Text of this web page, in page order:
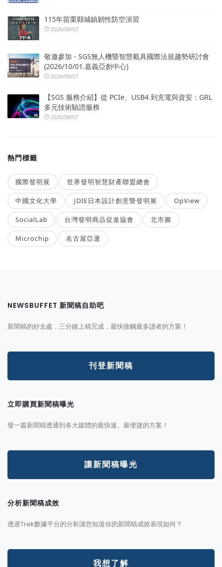
115年苗栗縣城鎮韌性防空演習
2026/08/07
敬邀參加 - SGS無人機暨智慧載具國際法規趨勢研討會
(2026/10/01.嘉義亞創中心)
2026/08/07
【SGS 服務介紹】從 PCIe、USB4 到充電與資安：GRL
多元技術驗證服務
2026/08/07
熱門標籤
國際發明展 世界發明智慧財產聯盟總會
中國文化大學 JDIE日本設計創意暨發明展 OpView
SocialLab 台灣發明商品促進協會 北市圖
Microchip 名古屋亞運
NEWSBUFFET 新聞稿自助吧
新聞稿的好去處，三分鐘上稿完成，最快接觸最多讀者的方案！
刊登新聞稿
立即購買新聞稿曝光
發一篇新聞稿透通到各大媒體的最快速、最便捷的方案！
讓新聞稿曝光
分析新聞稿成效
透過Trek數據平台的分析讓您知道你的新聞稿成效表現如何？
我想了解